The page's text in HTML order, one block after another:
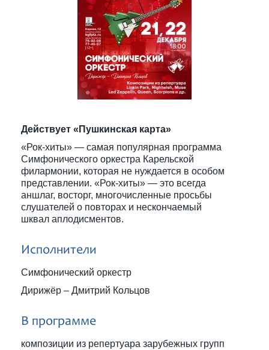
Действует «Пушкинская карта»
«Рок-хиты» — самая популярная программа
Симфонического оркестра Карельской
филармонии, которая не нуждается в особом
представлении. «Рок-хиты» — это всегда
аншлаг, восторг, многочисленные просьбы
слушателей о повторах и нескончаемый
шквал аплодисментов.
Исполнители
Симфонический оркестр
Дирижёр – Дмитрий Кольцов
В программе
композиции из репертуара зарубежных групп